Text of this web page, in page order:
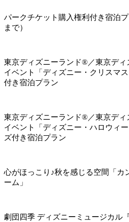
パークチケット購入権利付き宿泊
まで）
東京ディズニーランド®／東京デ
イベント「ディズニー・クリスマ
付き宿泊プラン
東京ディズニーランド®／東京デ
イベント「ディズニー・ハロウィ
ズ付き宿泊プラン
心がほっこり♪秋を感じる空間「カ
ーム」
劇団四季 ディズニーミュージカル